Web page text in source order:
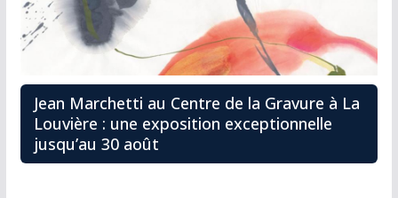
Jean Marchetti au Centre de la Gravure à La
Louvière : une exposition exceptionnelle
jusqu’au 30 août